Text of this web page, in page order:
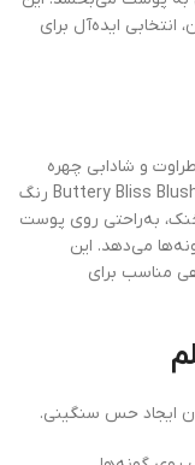
ایده‌آل برای
و شادابی چهره
مدل کره ای Buttery Bliss Blush Stick رنگ
به‌راحتی روی پوست
می‌دهد. این
مناسب برای
ایجاد حس سنگینی.